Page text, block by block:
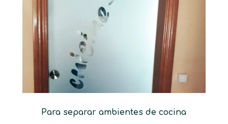
Para separar ambientes de cocina